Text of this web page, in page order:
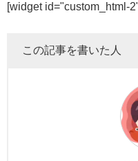
[widget id="custom_html-
この記事を書いた人